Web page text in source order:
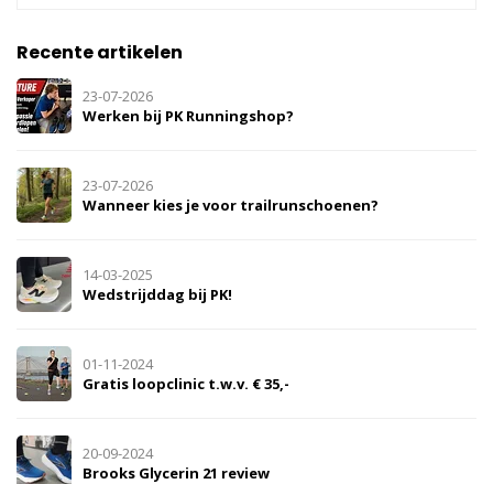
Recente artikelen
23-07-2026
Werken bij PK Runningshop?
23-07-2026
Wanneer kies je voor trailrunschoenen?
14-03-2025
Wedstrijddag bij PK!
01-11-2024
Gratis loopclinic t.w.v. € 35,-
20-09-2024
Brooks Glycerin 21 review